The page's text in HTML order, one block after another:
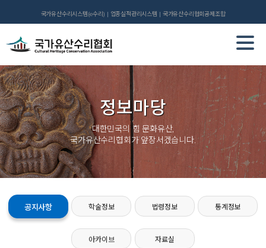
국가유산수리시스템(e수리) 업종실적관리시스템 국가유산수리협회공제조합
정보마당
대한민국의 힘 문화유산,
국가유산수리협회가 앞장서겠습니다.
공지사항 학술정보 법령정보 통계정보
아카이브 자료실